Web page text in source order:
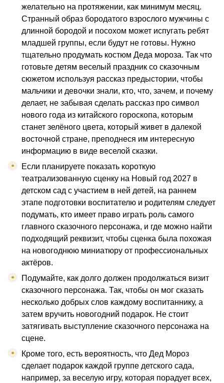
желательно на протяжении, как минимум месяц.
Странный образ бородатого взрослого мужчины с
длинной бородой и посохом может испугать ребят
младшей группы, если будут не готовы. Нужно
тщательно продумать костюм Деда мороза. Так что
готовьте детям веселый праздник со сказочным
сюжетом используя рассказ предыстории, чтобы
мальчики и девочки знали, кто, что, зачем, и почему
делает, не забывая сделать рассказ про символ
нового года из китайского гороскопа, которым
станет зелёного цвета, который живет в далекой
восточной стране, преподнеся им интересную
информацию в виде веселой сказки.
Если планируете показать короткую
театрализованную сценку на Новый год 2027 в
детском сад с участием в ней детей, на раннем
этапе подготовки воспитателю и родителям следует
подумать, кто имеет право играть роль самого
главного сказочного персонажа, и где можно найти
подходящий реквизит, чтобы сценка была похожая
на новогоднюю миниатюру от профессиональных
актёров.
Подумайте, как долго должен продолжаться визит
сказочного персонажа. Так, чтобы он мог сказать
несколько добрых слов каждому воспитаннику, а
затем вручить новогодний подарок. Не стоит
затягивать выступление сказочного персонажа на
сцене.
Кроме того, есть вероятность, что Дед Мороз
сделает подарок каждой группе детского сада,
например, за веселую игру, которая порадует всех,